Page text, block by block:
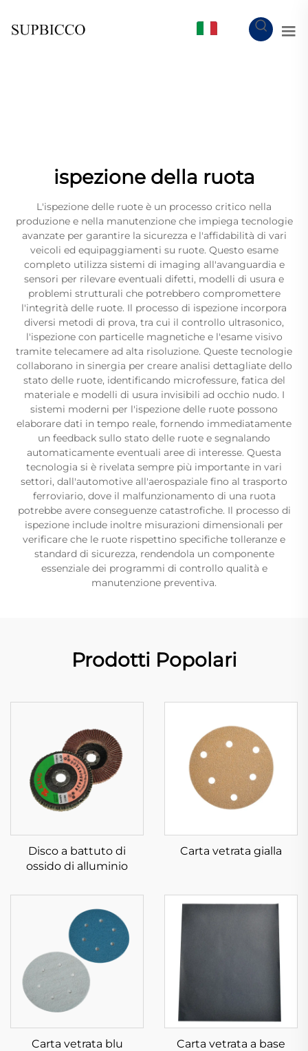
ispezione della ruota
L'ispezione delle ruote è un processo critico nella
produzione e nella manutenzione che impiega tecnologie
avanzate per garantire la sicurezza e l'affidabilità di vari
veicoli ed equipaggiamenti su ruote. Questo esame
completo utilizza sistemi di imaging all'avanguardia e
sensori per rilevare eventuali difetti, modelli di usura e
problemi strutturali che potrebbero compromettere
l'integrità delle ruote. Il processo di ispezione incorpora
diversi metodi di prova, tra cui il controllo ultrasonico,
l'ispezione con particelle magnetiche e l'esame visivo
tramite telecamere ad alta risoluzione. Queste tecnologie
collaborano in sinergia per creare analisi dettagliate dello
stato delle ruote, identificando microfessure, fatica del
materiale e modelli di usura invisibili ad occhio nudo. I
sistemi moderni per l'ispezione delle ruote possono
elaborare dati in tempo reale, fornendo immediatamente
un feedback sullo stato delle ruote e segnalando
automaticamente eventuali aree di interesse. Questa
tecnologia si è rivelata sempre più importante in vari
settori, dall'automotive all'aerospaziale fino al trasporto
ferroviario, dove il malfunzionamento di una ruota
potrebbe avere conseguenze catastrofiche. Il processo di
ispezione include inoltre misurazioni dimensionali per
verificare che le ruote rispettino specifiche tolleranze e
standard di sicurezza, rendendola un componente
essenziale dei programmi di controllo qualità e
manutenzione preventiva.
Prodotti Popolari
Disco a battuto di
ossido di alluminio
Carta vetrata gialla
Carta vetrata blu
Carta vetrata a base